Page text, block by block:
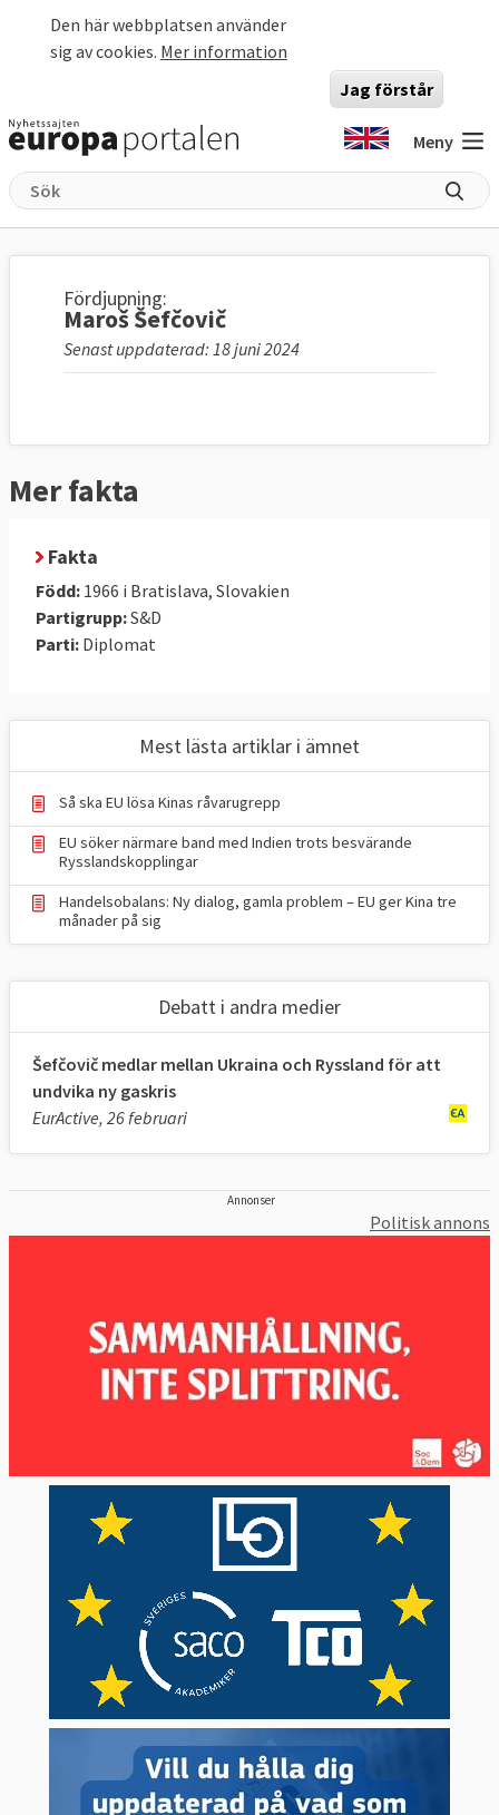
Den här webbplatsen använder
sig av cookies. Mer information
Jag förstår
Meny
Fördjupning:
Maroš Šefčovič
Senast uppdaterad: 18 juni 2024
Mer fakta
Fakta
Född: 1966 i Bratislava, Slovakien
Partigrupp:S&D
Parti: Diplomat
Mest lästa artiklar i ämnet
Så ska EU lösa Kinas råvarugrepp
EU söker närmare band med Indien trots besvärande
Rysslandskopplingar
Handelsobalans: Ny dialog, gamla problem – EU ger Kina tre
månader på sig
Debatt i andra medier
Šefčovič medlar mellan Ukraina och Ryssland för att
undvika ny gaskris
EurActive, 26 februari
Annonser
Politisk annons